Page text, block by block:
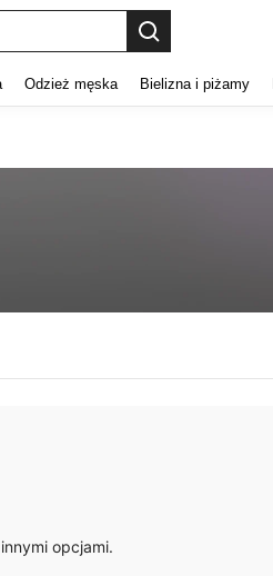
Odzież męska Bielizna i piżamy
opcjami.